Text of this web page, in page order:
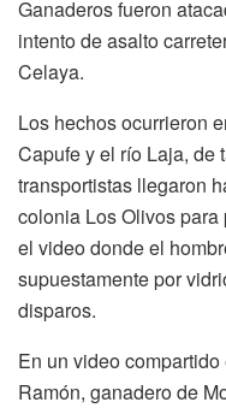
Ganaderos fueron
intento de asalto
Celaya.
Los hechos ocurrieron
Capufe y el río Laja, de
transportistas llegaron
colonia Los Olivos
el video donde el
supuestamente por
disparos.
En un video
Ramón, ganadero de